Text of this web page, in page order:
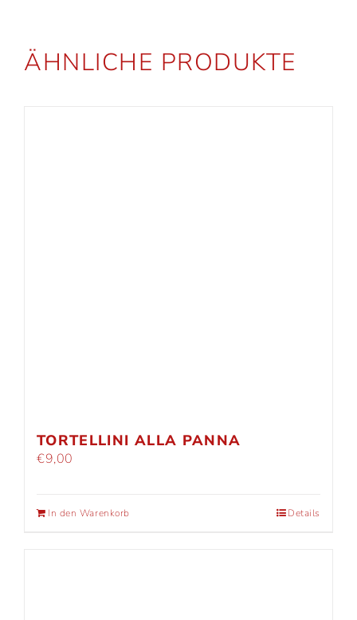
ÄHNLICHE PRODUKTE
TORTELLINI ALLA PANNA
€9,00
In den Warenkorb Details